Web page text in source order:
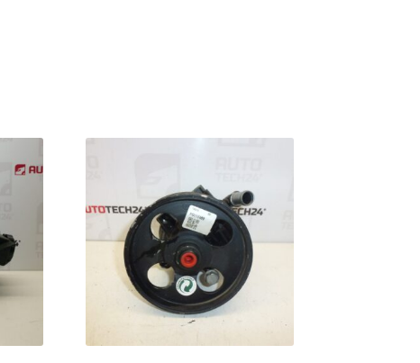
recente